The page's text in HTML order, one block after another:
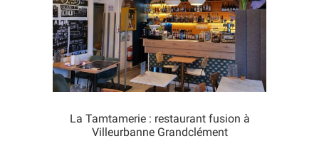
La Tamtamerie : restaurant fusion à
Villeurbanne Grandclément